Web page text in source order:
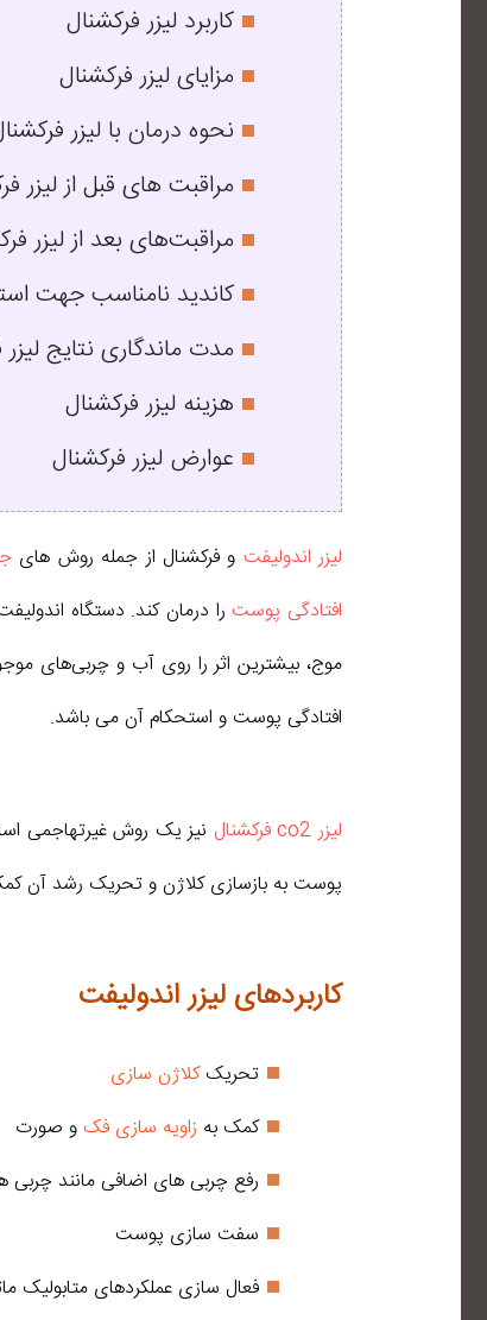
کاربرد لیزر فرکشنال
مزایای لیزر فرکشنال
نحوه درمان با لیزر
مراقبت های قبل از لیزر
مراقبت‌های بعد از لیزر
کاندید نامناسب جهت
مدت ماندگاری نتایج
هزینه لیزر فرکشنال
عوارض لیزر فرکشنال
لیزر اندولیفت و فرکشنال از جمله روش های
افتادگی پوست
موج، بیشترین اثر را روی آب و چربی‌های
افتادگی پوست و استحکام آن می‌ باشد.
لیزر co2 فرکشنال
نیز یک روش غیرتهاجمی
پوست به بازسازی کلاژن و تحریک رشد آن
کاربردهای لیزر اندولیفت
تحریککلاژن سازی
کمک به زاویه سازی فک و صورت
رفع چربی های اضافی مانند چربی
سفت سازی پوست
فعال سازی عملکردهای متابولیک